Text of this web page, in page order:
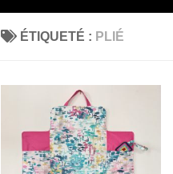
ÉTIQUETÉ : PLIÉ